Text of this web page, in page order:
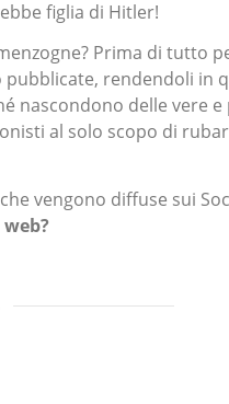
figlia di Hitler!
Prima di tutto
rendendoli in
nascondono delle vere
al solo scopo di
vengono diffuse sui